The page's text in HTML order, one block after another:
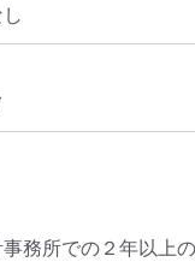
務所での２年以上